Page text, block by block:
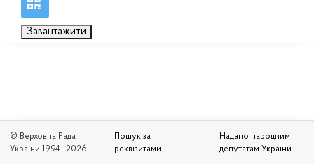
Завантажити
© Верховна Рада
України 1994—2026
Пошук за
реквізитами
Надано народним
депутатам України